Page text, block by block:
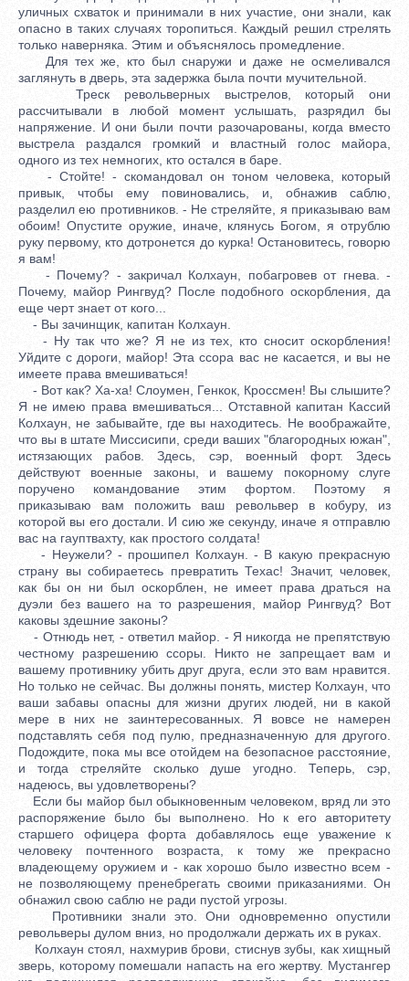
уличных схваток и принимали в них участие, они знали, как
опасно в таких случаях торопиться. Каждый решил стрелять
только наверняка. Этим и объяснялось промедление.
Для тех же, кто был снаружи и даже не осмеливался
заглянуть в дверь, эта задержка была почти мучительной.
Треск револьверных выстрелов, который они
рассчитывали в любой момент услышать, разрядил бы
напряжение. И они были почти разочарованы, когда вместо
выстрела раздался громкий и властный голос майора,
одного из тех немногих, кто остался в баре.
- Стойте! - скомандовал он тоном человека, который
привык, чтобы ему повиновались, и, обнажив саблю,
разделил ею противников. - Не стреляйте, я приказываю вам
обоим! Опустите оружие, иначе, клянусь Богом, я отрублю
руку первому, кто дотронется до курка! Остановитесь, говорю
я вам!
- Почему? - закричал Колхаун, побагровев от гнева. -
Почему, майор Рингвуд? После подобного оскорбления, да
еще черт знает от кого...
- Вы зачинщик, капитан Колхаун.
- Ну так что же? Я не из тех, кто сносит оскорбления!
Уйдите с дороги, майор! Эта ссора вас не касается, и вы не
имеете права вмешиваться!
- Вот как? Ха-ха! Слоумен, Генкок, Кроссмен! Вы слышите?
Я не имею права вмешиваться... Отставной капитан Кассий
Колхаун, не забывайте, где вы находитесь. Не воображайте,
что вы в штате Миссисипи, среди ваших "благородных южан",
истязающих рабов. Здесь, сэр, военный форт. Здесь
действуют военные законы, и вашему покорному слуге
поручено командование этим фортом. Поэтому я
приказываю вам положить ваш револьвер в кобуру, из
которой вы его достали. И сию же секунду, иначе я отправлю
вас на гауптвахту, как простого солдата!
- Неужели? - прошипел Колхаун. - В какую прекрасную
страну вы собираетесь превратить Техас! Значит, человек,
как бы он ни был оскорблен, не имеет права драться на
дуэли без вашего на то разрешения, майор Рингвуд? Вот
каковы здешние законы?
- Отнюдь нет, - ответил майор. - Я никогда не препятствую
честному разрешению ссоры. Никто не запрещает вам и
вашему противнику убить друг друга, если это вам нравится.
Но только не сейчас. Вы должны понять, мистер Колхаун, что
ваши забавы опасны для жизни других людей, ни в какой
мере в них не заинтересованных. Я вовсе не намерен
подставлять себя под пулю, предназначенную для другого.
Подождите, пока мы все отойдем на безопасное расстояние,
и тогда стреляйте сколько душе угодно. Теперь, сэр,
надеюсь, вы удовлетворены?
Если бы майор был обыкновенным человеком, вряд ли это
распоряжение было бы выполнено. Но к его авторитету
старшего офицера форта добавлялось еще уважение к
человеку почтенного возраста, к тому же прекрасно
владеющему оружием и - как хорошо было известно всем -
не позволяющему пренебрегать своими приказаниями. Он
обнажил свою саблю не ради пустой угрозы.
Противники знали это. Они одновременно опустили
револьверы дулом вниз, но продолжали держать их в руках.
Колхаун стоял, нахмурив брови, стиснув зубы, как хищный
зверь, которому помешали напасть на его жертву. Мустангер